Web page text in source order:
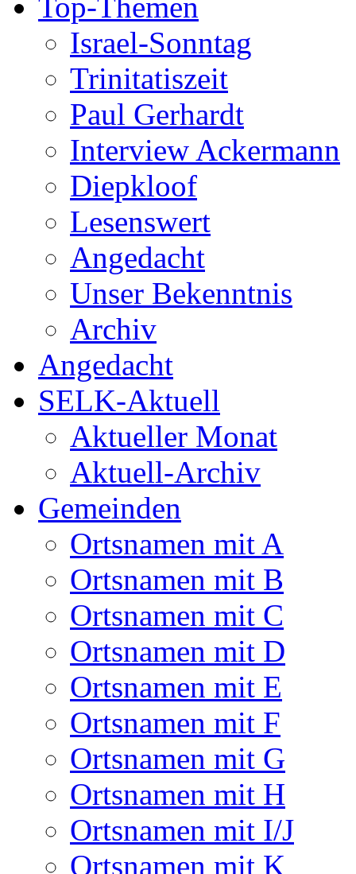
Israel-Sonntag
Trinitatiszeit
Paul Gerhardt
Interview Ackermann
Diepkloof
Lesenswert
Angedacht
Unser Bekenntnis
Archiv
Angedacht
SELK-Aktuell
Aktueller Monat
Aktuell-Archiv
Gemeinden
Ortsnamen mit A
Ortsnamen mit B
Ortsnamen mit C
Ortsnamen mit D
Ortsnamen mit E
Ortsnamen mit F
Ortsnamen mit G
Ortsnamen mit H
Ortsnamen mit I/J
Ortsnamen mit K